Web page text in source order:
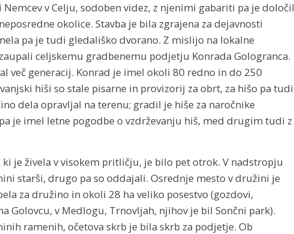
v Celju, sodoben videz, z njenimi gabariti pa je določil
okolice. Stavba je bila zgrajena za dejavnosti
pa je tudi gledališko dvorano. Z mislijo na lokalne
celjskemu gradbenemu podjetju Konrada Gologranca.
več generacij. Konrad je imel okoli 80 redno in do 250
hiši so stale pisarne in provizorij za obrt, za hišo pa tudi
dela opravljal na terenu; gradil je hiše za naročnike
je imel letne pogodbe o vzdrževanju hiš, med drugim tudi z
je živela v visokem pritličju, je bilo pet otrok. V nadstropju
starši, drugo pa so oddajali. Osrednje mesto v družini je
za družino in okoli 28 ha veliko posestvo (gozdovi,
Golovcu, v Medlogu, Trnovljah, njihov je bil Sončni park).
ramenih, očetova skrb je bila skrb za podjetje. Ob